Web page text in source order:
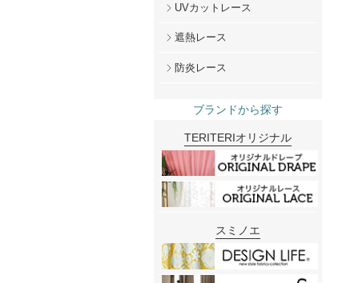
UVカットレース
遮熱レース
防炎レース
ブランドから探す
TERITERIオリジナル
スミノエ